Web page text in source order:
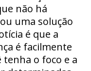
não há
uma solução
é que a
é facilmente
tenha o foco e a